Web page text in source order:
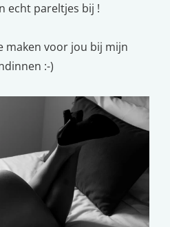
echt pareltjes bij !
maken voor jou bij mijn
:-)